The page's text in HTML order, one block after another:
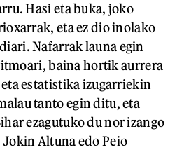
Hasi eta buka, joko
eta ez dio inolako
Nafarrak launa egin
baina hortik aurrera
estatistika izugarriekin
tanto egin ditu, eta
ezagutuko du nor izango
Altuna edo Peio